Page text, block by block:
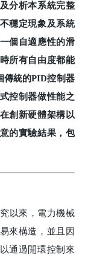
分析本系統完整
穩定現象及系統
個自適應性的滑
所有自由度都能
傳統的PID控制器
控制器做性能之
創新硬體架構以
的實驗結果，包
以來，電力機械
來構造，並且因
通過開環控制來